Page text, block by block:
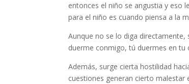
entonces el niño se angustia y eso
para el niño es cuando piensa a la
Aunque no se lo diga directamente,
duerme conmigo, tú duermes en tu
Además, surge cierta hostilidad
cuestiones generan cierto malestar